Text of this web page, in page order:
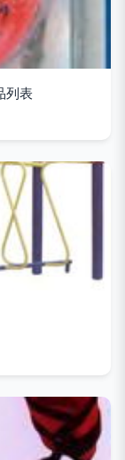
列表